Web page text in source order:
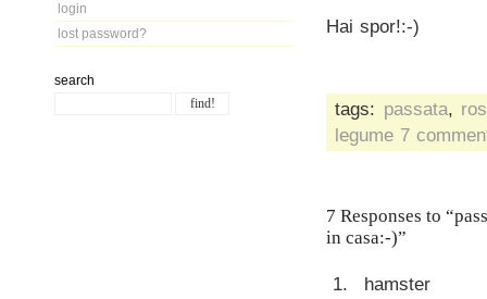
login
lost password?
search
Hai spor!:-)
tags: passata,
legume 7
7 Responses to
in casa:-)”
hamster